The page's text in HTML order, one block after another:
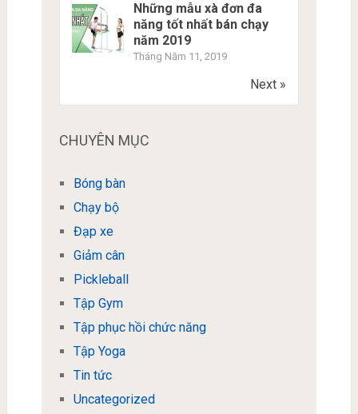
Những mẫu xà đơn đa
năng tốt nhất bán chạy
năm 2019
Tháng Năm 11, 2019
Next »
CHUYÊN MỤC
Bóng bàn
Chạy bộ
Đạp xe
Giảm cân
Pickleball
Tập Gym
Tập phục hồi chức năng
Tập Yoga
Tin tức
Uncategorized